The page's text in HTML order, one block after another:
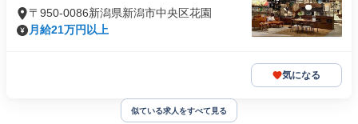
〒950-0086新潟県新潟市中央区花園
月給21万円以上
気になる
似ている求人をすべて見る